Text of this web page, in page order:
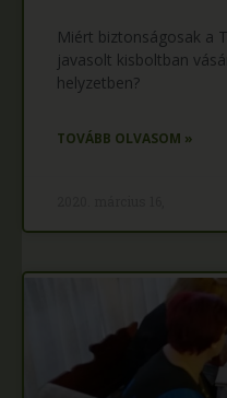
Miért biztonságosak a
javasolt kisboltban
helyzetben?
TOVÁBB OLVASOM »